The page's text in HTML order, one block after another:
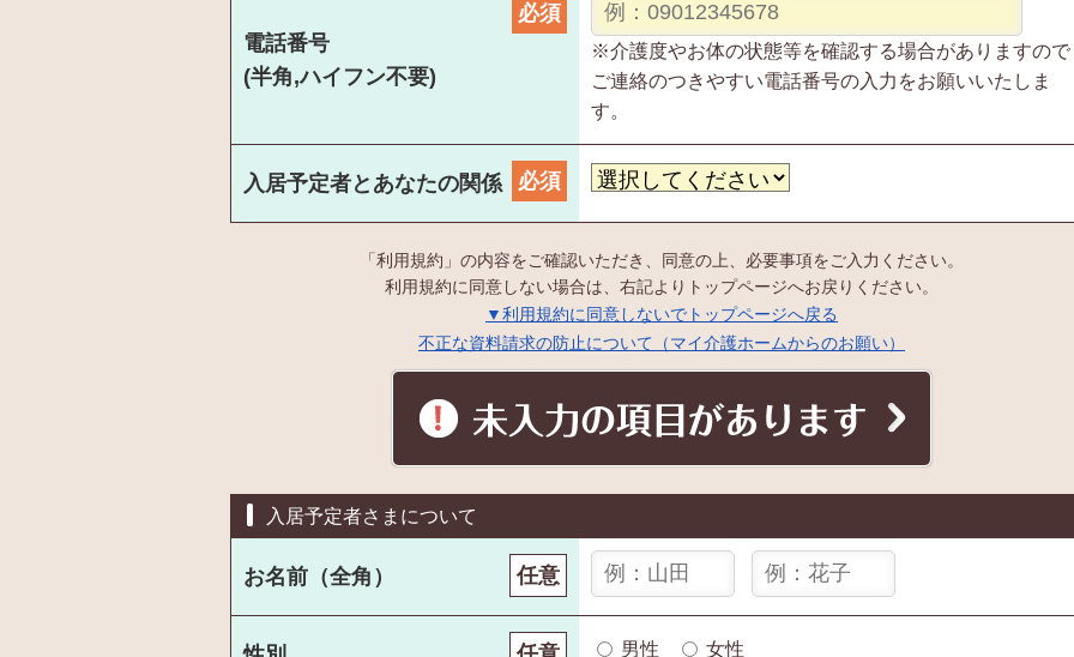
電話番号
(半角,ハイフン不要)
必須
※介護度やお体の状態等を確認する場合がありますので
ご連絡のつきやすい電話番号の入力をお願いいたしま
す。
入居予定者とあなたの関係 必須
「利用規約」の内容をご確認いただき、同意の上、必要事項をご入力ください。
利用規約に同意しない場合は、右記よりトップページへお戻りください。
▼利用規約に同意しないでトップページへ戻る
不正な資料請求の防止について（マイ介護ホームからのお願い）
入居予定者さまについて
お名前（全角） 任意
男性 女性